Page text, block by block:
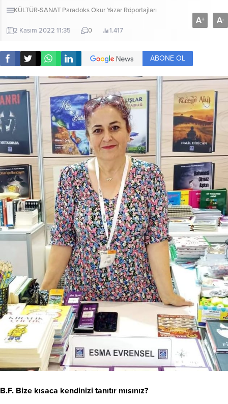
KÜLTÜR-SANAT Paradoks Okur Yazar Röportajları
2 Kasım 2022 11:35 0 1.417
A+ A-
ABONE OL
B.F. Bize kısaca kendinizi tanıtır mısınız?